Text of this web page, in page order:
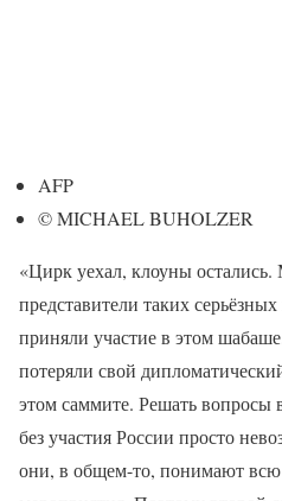
AFP
© MICHAEL BUHOLZER
«Цирк уехал, клоуны
представители таких
приняли участие в этом
потеряли свой
этом саммите. Решать вопросы
без участия России просто
они, в общем-то, понимают всю